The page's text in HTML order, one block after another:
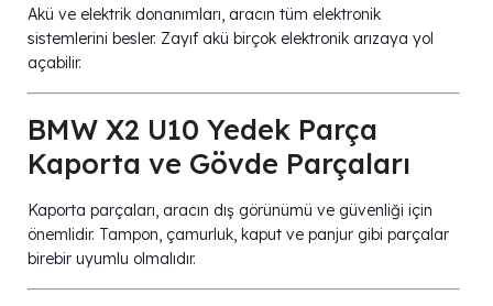
Akü ve elektrik donanımları, aracın tüm elektronik
sistemlerini besler. Zayıf akü birçok elektronik arızaya yol
açabilir.
BMW X2 U10 Yedek Parça
Kaporta ve Gövde Parçaları
Kaporta parçaları, aracın dış görünümü ve güvenliği için
önemlidir. Tampon, çamurluk, kaput ve panjur gibi parçalar
birebir uyumlu olmalıdır.